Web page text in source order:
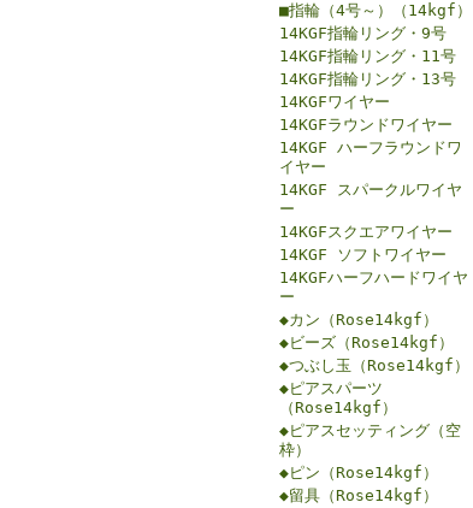
■指輪（4号～）（14kgf）
14KGF指輪リング・9号
14KGF指輪リング・11号
14KGF指輪リング・13号
14KGFワイヤー
14KGFラウンドワイヤー
14KGF ハーフラウンドワ
イヤー
14KGF スパークルワイヤ
ー
14KGFスクエアワイヤー
14KGF ソフトワイヤー
14KGFハーフハードワイヤ
ー
◆カン（Rose14kgf）
◆ビーズ（Rose14kgf）
◆つぶし玉（Rose14kgf）
◆ピアスパーツ
（Rose14kgf）
◆ピアスセッティング（空
枠）
◆ピン（Rose14kgf）
◆留具（Rose14kgf）